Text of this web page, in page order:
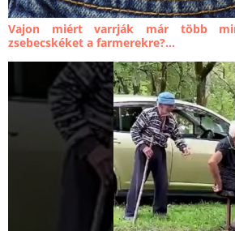
Vajon miért varrják már több
zsebecskéket a farmerekre?...